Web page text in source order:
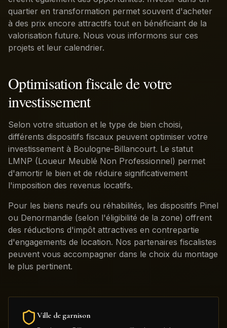
quartier en transformation permet souvent d'acheter
à des prix encore attractifs tout en bénéficiant de la
valorisation future. Nous vous informons sur ces
projets et leur calendrier.
Optimisation fiscale de votre
investissement
Selon votre situation et le type de bien choisi,
différents dispositifs fiscaux peuvent optimiser votre
investissement à Boulogne-Billancourt. Le statut
LMNP (Loueur Meublé Non Professionnel) permet
d'amortir le bien et de réduire significativement
l'imposition des revenus locatifs.
Pour les biens neufs ou réhabilités, les dispositifs Pinel
ou Denormandie (selon l'éligibilité de la zone) offrent
des réductions d'impôt attractives en contrepartie
d'engagements de location. Nos partenaires fiscalistes
peuvent vous accompagner dans le choix du montage
le plus pertinent.
Ville de garnison